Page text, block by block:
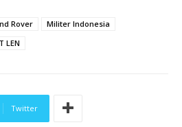
Rover
Militer Indonesia
LEN
Twitter